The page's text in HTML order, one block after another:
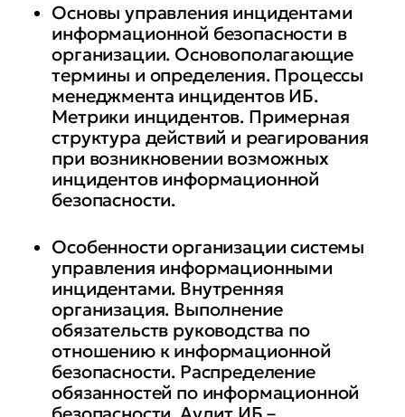
Основы управления инцидентами
информационной безопасности в
организации. Основополагающие
термины и определения. Процессы
менеджмента инцидентов ИБ.
Метрики инцидентов. Примерная
структура действий и реагирования
при возникновении возможных
инцидентов информационной
безопасности.
Особенности организации системы
управления информационными
инцидентами. Внутренняя
организация. Выполнение
обязательств руководства по
отношению к информационной
безопасности. Распределение
обязанностей по информационной